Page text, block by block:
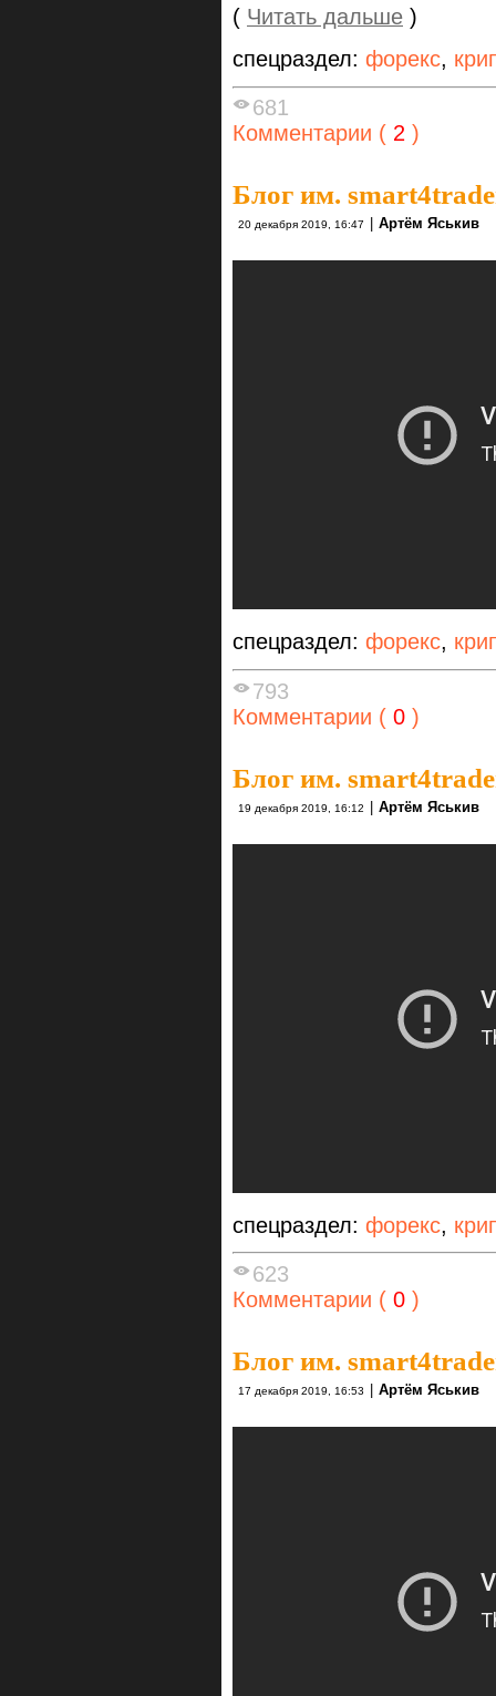
( Читать дальше )
спецраздел: форекс,
681
Комментарии ( 2 )
Блог им.
20 декабря 2019, 16:47 Артём Яськив
спецраздел: форекс,
793
Комментарии ( 0 )
Блог им.
19 декабря 2019, 16:12 | Артём Яськив
спецраздел: форекс,
623
Комментарии ( 0 )
Блог им.
17 декабря 2019, 16:53 Артём Яськив